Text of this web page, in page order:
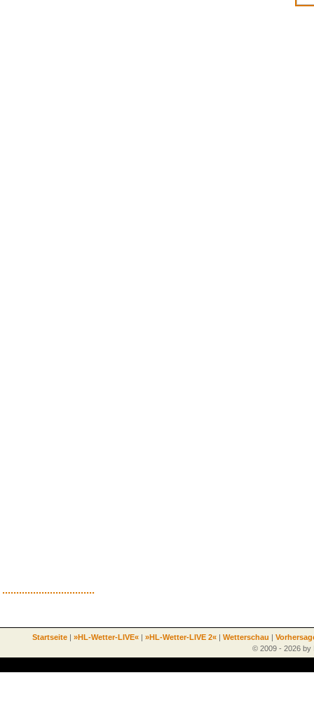
.................................
Startseite | »HL-Wetter-LIVE« | »HL-Wetter-LIVE 2« | Wetterschau |
© 2009 - 2026 by